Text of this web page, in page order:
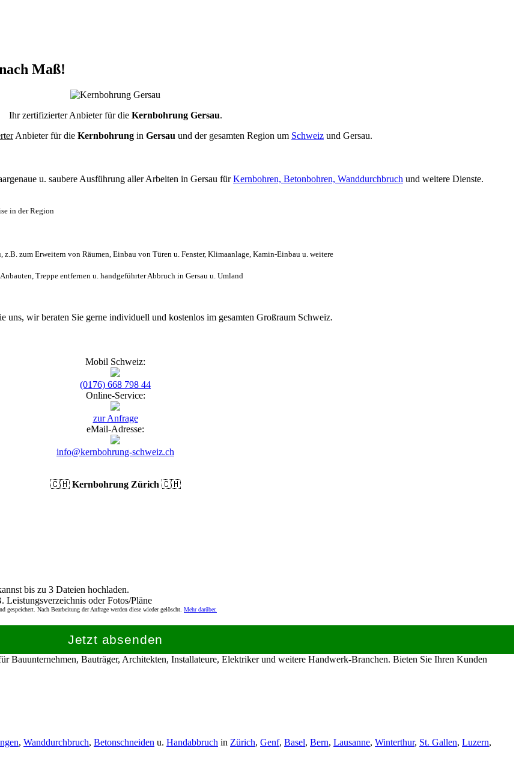
Maß!
Ihr zertifizierter Anbieter für die Kernbohrung Gersau.
Anbieter für die Kernbohrung in Gersau und der gesamten Region um Schweiz und Gersau.
u. saubere Ausführung aller Arbeiten in Gersau fürKernbohren, Betonbohren, Wanddurchbruch und weitere Dienste.
in der Region
zum Erweitern von Räumen, Einbau von Türen u. Fenster, Klimaanlage, Kamin-Einbau u. weitere
Treppe entfernen u. handgeführter Abbruch in Gersau u. Umland
uns, wir beraten Sie gerne individuell und kostenlos im gesamten Großraum Schweiz.
Mobil Schweiz:
(0176) 668 798 44
Online-Service:
zur Anfrage
eMail-Adresse:
info@kernbohrung-schweiz.ch
🇨🇭 Kernbohrung Zürich 🇨🇭
bis zu 3 Dateien hochladen.
oder Fotos/Pläne
gespeichert. Nach Bearbeitung der Anfrage werden diese wieder gelöscht. Mehr darüber.
Jetzt absenden
Bauunternehmen, Bauträger, Architekten, Installateure, Elektriker und weitere Handwerk-Branchen. Bieten Sie Ihren Kunden
, Wanddurchbruch, Betonschneiden u. Handabbruch in Zürich, Genf, Basel, Bern, Lausanne, Winterthur, St. Gallen, Luzern,